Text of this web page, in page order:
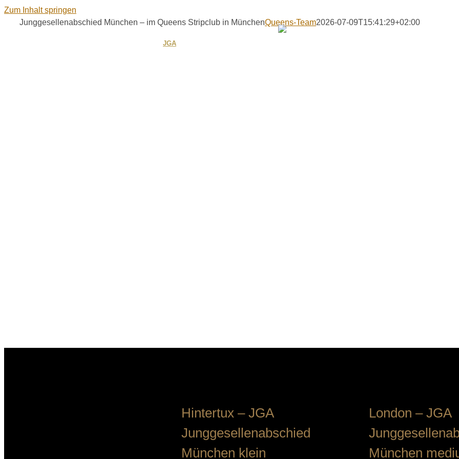
Zum Inhalt springen
JGA
Junggesellenabschied München – im Queens Stripclub in MünchenQueens-Team2026-07-09T15:41:29+02:00
Hintertux – JGA
Junggesellenabschied
München klein
London – JGA
München